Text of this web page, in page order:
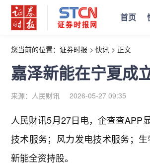
首页
您当前的位置： 证券时报 > 快讯 > 正文
嘉泽新能在宁夏成
来源：人民财讯 2026-05-27 09:35
人民财讯5月27日电， 企查查APP
技术服务；风力发电技术服务；
新能全资持股。